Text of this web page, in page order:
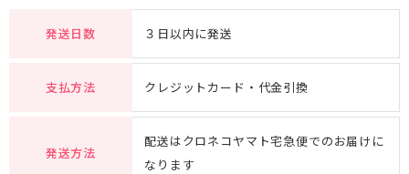
発送日数 ３日以内に発送
支払方法 クレジットカード・代金引換
発送方法
配送はクロネコヤマト宅急便でのお届けに
なります